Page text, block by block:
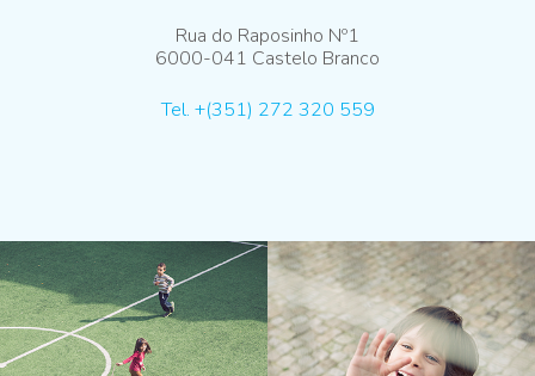
Rua do Raposinho Nº1
6000-041 Castelo Branco
Tel. +(351) 272 320 559